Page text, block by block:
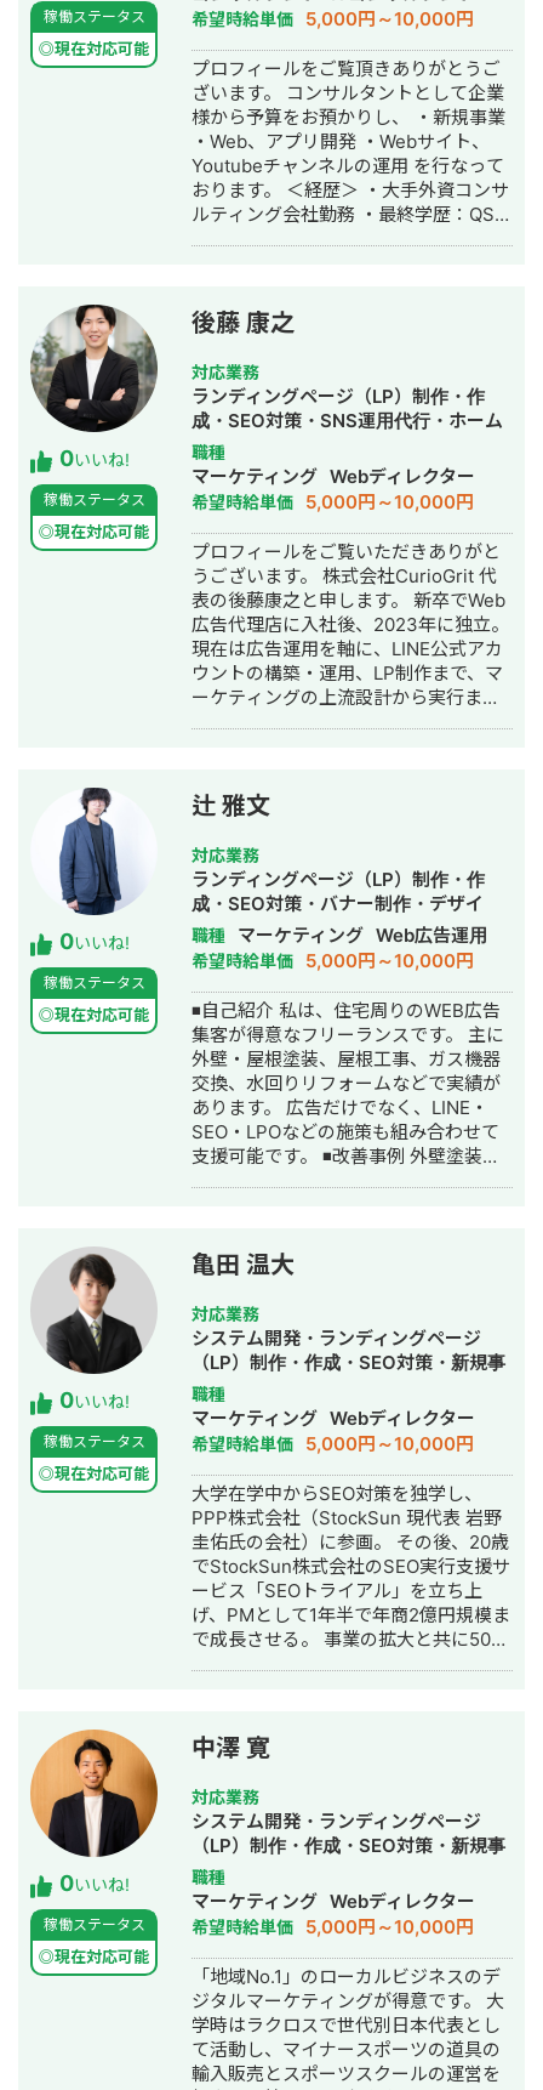
内体制の構築まで、包括的なサポート
を提供。 得意領域は①SEO対策
②MEO対策③リスティング広告の3
つ。 https://delta-web.co.jp/ 【実績】
・関西エリアの不用品回収会社様 ご依
頼内容：飛び込みで集客していたが、
WEBでの集客を始めたい 施策：まずは
すぐに結果のでるリスティング広告か
ら始めることを提案。 不用品回収業者
は悪質業者が多いことから、安心・安
の問い合わせが30件達成 ・関西エリア
の引越し業者様 ご依頼内容：リスティ
ング広告からの売上があまり上がらな
い。 またSEO対策を行ってリスティン
グ広告の予算を減らしたい。 施策：リ
スティング広告の予算を少しずつ減ら
しながら、SEOの記事作成を開始。 結
果：リスティング広告はターゲットを
単身から家族へ変更することで売上向
上。 またCPAも5000円から3000円ま
で低下。 SEO対策は開始から1年で2万
PVを達成し、月間の問い合わせ数が
5〜10件継続的に発生。 ・東京の不用
品回収業者 ご依頼内容 ・大阪の外壁塗
装業者
稼働ステータス
◎現在対応可能
成代行・SEO対策・新規事業立上・記
事作成代行・ライティング・翻訳・ホ
ームページ制作・作成・リスティング
広告運用代行・オウンドメディア制
作・構築・運用代行・動画制作・動画
編集
希望時給単価 5,000円～10,000円
プロフィールをご覧頂きありがとうご
ざいます。 コンサルタントとして企業
様から予算をお預かりし、 ・新規事業
・Web、アプリ開発 ・Webサイト、
Youtubeチャンネルの運用 を行なって
おります。 ＜経歴＞ ・大手外資コンサ
ルティング会社勤務 ・最終学歴：QS世
国優勝・シリコンバレー短期研修参加
・2018年：メッセージアプリ開発会社
にて、SE兼PMとして従事 ・2019年：
有名大手インターンシップ10社以上参
加（サイバーエージェント、チームラ
ボ、PwC、デロイトなど）
0いいね!
稼働ステータス
◎現在対応可能
後藤 康之
対応業務
ランディングページ（LP）制作・作
成・SEO対策・SNS運用代行・ホーム
ページ制作・作成・バナー制作・デザ
イン・リスティング広告運用代行・オ
ウンドメディア制作・構築・運用代
行・採用代行・AI活用
職種
マーケティング Webディレクター
希望時給単価 5,000円～10,000円
プロフィールをご覧いただきありがと
うございます。 株式会社CurioGrit 代
表の後藤康之と申します。 新卒でWeb
広告代理店に入社後、2023年に独立。
現在は広告運用を軸に、LINE公式アカ
ウントの構築・運用、LP制作まで、マ
ーケティングの上流設計から実行まで
す。 広告・SEO・SNSで新規流入を獲
得 → LP・導線設計でLINEに誘導 → 教
育 → CV この全体フローの設計・実行
が強みです。 ▼対応ツール・領域 GA4
/ GTM / Looker Studio / Lステップ・L
Message（エルメ）/ LP制作 / バナ
ー・動画制作 / SEO / SNS運用 ▼対応
可能な広告媒体 Google広告（検索・デ
ィスプレイ・P-MAX・YouTube）/
Yahoo!広告 / Meta広告（Facebook・
Instagram）/ LINE広告 / TikTok広告 /
X広告 / SmartNews広告 / Outbrain /
Taboola ▼代表的な実績 ・Meta広告で
ROI維持のまま月予算200万→1,200万
円まで拡大（オンラインアシスタント
事業） ・LINE友だち約9,700人獲得、
テイクアウト売上前年比121%達成（飲
クール / BtoB ▼サービス内容 ①LINE
公式アカウント構築・運用（初期15万
円〜 / 月額5万円〜） ②広告運用代行
（固定5万円 / 手数料20％）
0いいね!
稼働ステータス
◎現在対応可能
辻 雅文
対応業務
ランディングページ（LP）制作・作
成・SEO対策・バナー制作・デザイ
ン・リスティング広告運用代行
職種 マーケティング Web広告運用
希望時給単価 5,000円～10,000円
◾️自己紹介 私は、住宅周りのWEB広告
集客が得意なフリーランスです。 主に
外壁・屋根塗装、屋根工事、ガス機器
交換、水回りリフォームなどで実績が
あります。 広告だけでなく、LINE・
SEO・LPOなどの施策も組み合わせて
支援可能です。 ◾️改善事例 外壁塗装
CPA¥30,000→¥16,000 ◾️フリーランス
名鑑をご覧の方へ 「WEB集客したいけ
ど、何からやればいいかわからな
い・・・」 という方も無料で相談に乗
りますので、気軽にお問い合わせ下さ
い！
0いいね!
稼働ステータス
◎現在対応可能
亀田 温大
対応業務
システム開発・ランディングページ
（LP）制作・作成・SEO対策・新規事
業立上・SNS運用代行・記事作成代
行・ライティング・ホームページ制
作・作成・バナー制作・デザイン・ロ
ゴデザイン・作成・イラスト制作・リ
スティング広告運用代行・オウンドメ
ディア制作・構築・運用代行
職種
マーケティング Webディレクター
希望時給単価 5,000円～10,000円
大学在学中からSEO対策を独学し、
PPP株式会社（StockSun 現代表 岩野
圭佑氏の会社）に参画。 その後、20歳
でStockSun株式会社のSEO実行支援サ
ービス「SEOトライアル」を立ち上
げ、PMとして1年半で年商2億円規模ま
で成長させる。 事業の拡大と共に50名
修、Webサイト制作から一気通貫のご
支援も可能 月間300本以上の記事制作/
リライト、200本の被リンク獲得代
行、常時10サイトの内部SEO改修の実
行支援をディレクション。 常時70件以
上のクライアント対応の統括。1年で対
応したクライアントは200件以上。 プ
ロのセールスライターチームも束ね、
記事はもちろん、LPのコンテンツ、
SNS広告のテキスト、アウトバウンド
営業文面の作成など売上にインパクト
があるコピーの制作を主に担当 熱量の
ある実行支援が魅力。 現場に活気と成
果を届けます。
0いいね!
稼働ステータス
◎現在対応可能
中澤 寛
対応業務
システム開発・ランディングページ
（LP）制作・作成・SEO対策・新規事
業立上・ホームページ制作・作成・リ
スティング広告運用代行・オウンドメ
ディア制作・構築・運用代行
職種
マーケティング Webディレクター
希望時給単価 5,000円～10,000円
「地域No.1」のローカルビジネスのデ
ジタルマーケティングが得意です。 大
学時はラクロスで世代別日本代表とし
て活動し、マイナースポーツの道具の
輸入販売とスポーツスクールの運営を